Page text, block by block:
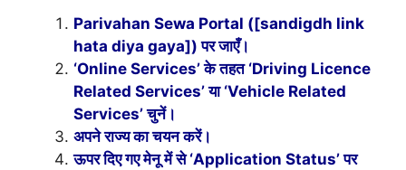
Parivahan Sewa Portal ([sandigdh link
hata diya gaya]) पर जाएँ।
‘Online Services’ के तहत ‘Driving Licence
Related Services’ या ‘Vehicle Related
Services’ चुनें।
अपने राज्य का चयन करें।
ऊपर दिए गए मेनू में से ‘Application Status’ पर